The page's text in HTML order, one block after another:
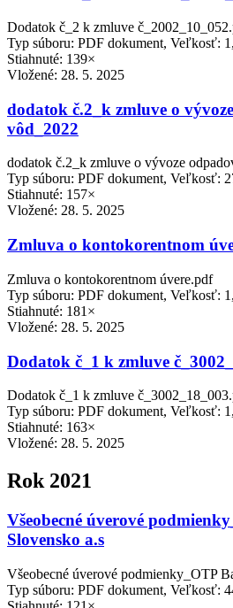
Dodatok č_2 k zmluve
Typ súboru: PDF dokument, Veľkosť:
Stiahnuté: 139×
Vložené: 28. 5. 2025
dodatok č.2_k zmluve o
vôd_2022
dodatok č.2_k zmluve o vývoze
Typ súboru: PDF dokument, Veľkosť:
Stiahnuté: 157×
Vložené: 28. 5. 2025
Zmluva o kontokorentnom
Zmluva o kontokorentnom úvere.pdf
Typ súboru: PDF dokument, Veľkosť:
Stiahnuté: 181×
Vložené: 28. 5. 2025
Dodatok č_1 k zmluve
Dodatok č_1 k zmluve
Typ súboru: PDF dokument, Veľkosť:
Stiahnuté: 163×
Vložené: 28. 5. 2025
Rok 2021
Všeobecné úverové
Slovensko a.s
Všeobecné úverové podmienky_OTP
Typ súboru: PDF dokument, Veľkosť: